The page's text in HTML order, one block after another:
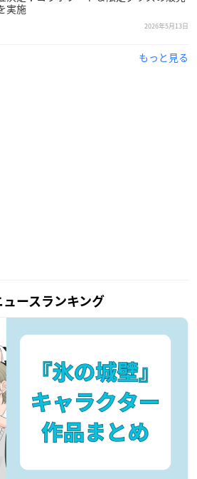
実施
2026年5月13日
もっと見る
ースランキング